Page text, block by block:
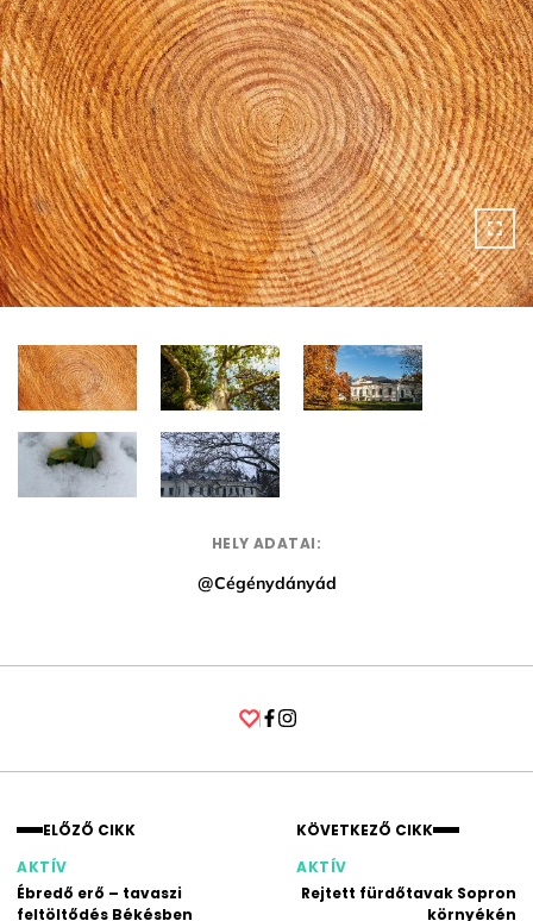
HELY ADATAI:
@Cégénydányád
ELŐZŐ CIKK
AKTÍV
Ébredő erő – tavaszi
feltöltődés Békésben
KÖVETKEZŐ CIKK
AKTÍV
Rejtett fürdőtavak Sopron
környékén